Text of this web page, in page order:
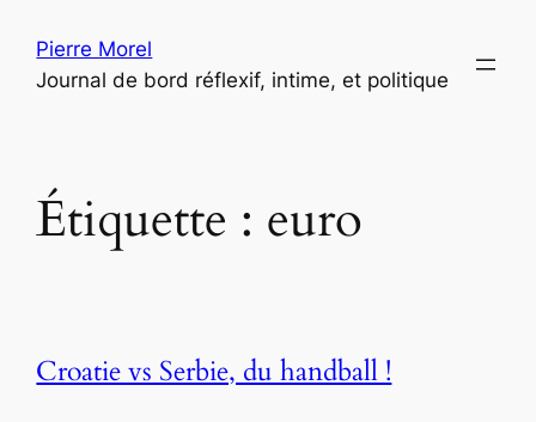
contenu
Pierre Morel
Journal de bord réflexif, intime, et politique
Étiquette : euro
Croatie vs Serbie, du handball !